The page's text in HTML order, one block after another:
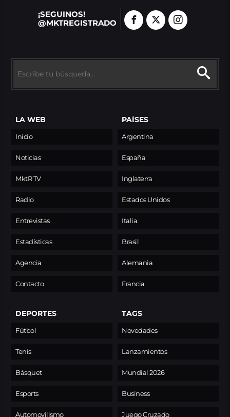
¡SEGUINOS!
@MKTREGISTRADO
LA WEB
Inicio
Noticias
MktR TV
Radio
Entrevistas
Estadísticas
Agencia
Contacto
PAÍSES
Argentina
España
Inglaterra
Estados Unidos
Italia
Brasil
Alemania
Francia
DEPORTES
Fútbol
Tenis
Básquet
Esports
Automovilismo
TAGS
Novedades
Lanzamientos
Mundial 2026
Business
Juego Cruzado